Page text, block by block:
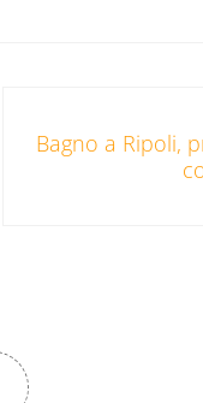
Bagno a Ripoli,